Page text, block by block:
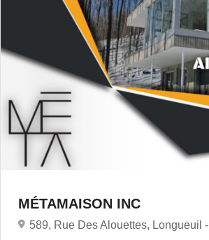
MÉTAMAISON INC
589, Rue Des Alouettes, Longueuil -